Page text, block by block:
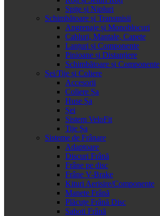
Spițe și Nipluri
Schimbătoare și Transmisii
Angrenaje și Monoblocuri
Cabluri, Mantale, Capete
Lanțuri și Componente
Pinioane și Distanțiere
Schimbătoare și Componente
Șei/Tije și Coliere
Accesorii
Coliere Șa
Huse Șa
Șei
Sistem VeloFit
Tije Șa
Sisteme de Frânare
Adaptoare
Discuri Frână
Frâne pe disc
Frâne V-Brake
Kituri Aerisire/Componente
Manete Frână
Plăcuțe Frână Disc
Saboti Frână